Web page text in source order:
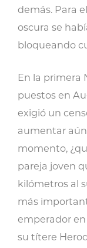
demás. Para
oscura se
bloqueando
En la primera
puestos en
exigió un
aumentar
momento,
pareja joven
kilómetros al
más
emperador en
su títere